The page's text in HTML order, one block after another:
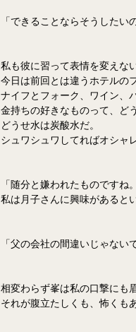
「できることならそうしたい
私も彼に習って表情を変えな
今日は前回とは違うホテルの
ナイフとフォーク、ワイン、
金持ちの好きなものって、ど
どうせ水は炭酸水だ。
シュワシュワしてればオシャ
「随分と嫌われたものですね。
私は 月子さんに興味があると
「父の会社の間違いじゃない
相変わらず峯は私の口撃にも
それが腹立たしくも、怖くも